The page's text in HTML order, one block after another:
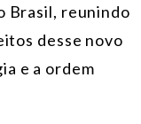
Brasil, reunindo
desse novo
e a ordem